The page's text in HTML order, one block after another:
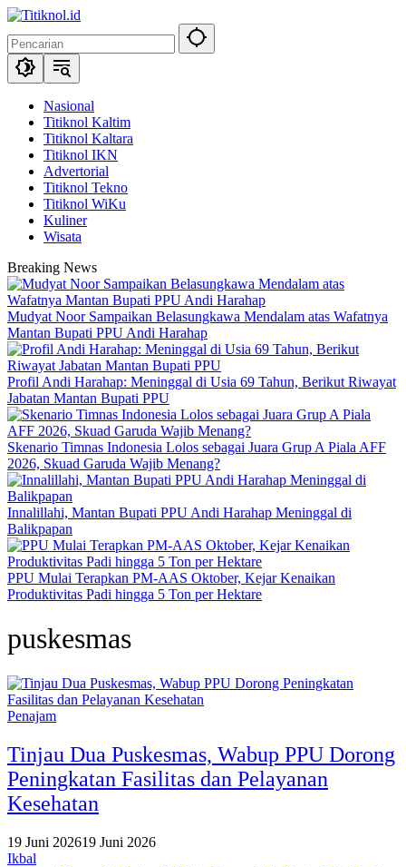
Langsung
konten
Nasional
Titiknol Kaltim
Titiknol Kaltara
Titiknol IKN
Advertorial
Titiknol Tekno
Titiknol WiKu
Kuliner
Wisata
Breaking News
Mudyat Noor Sampaikan Belasungkawa Mendalam atas Wafatnya
Mantan Bupati PPU Andi Harahap
Profil Andi Harahap: Meninggal di Usia 69 Tahun, Berikut Riwayat
Jabatan Mantan Bupati PPU
Skenario Timnas Indonesia Lolos sebagai Juara Grup A Piala AFF
2026, Skuad Garuda Wajib Menang?
Innalillahi, Mantan Bupati PPU Andi Harahap Meninggal di
Balikpapan
PPU Mulai Terapkan PM-AAS Oktober, Kejar Kenaikan
Produktivitas Padi hingga 5 Ton per Hektare
puskesmas
Penajam
Tinjau Dua Puskesmas, Wabup PPU Dorong
Peningkatan Fasilitas dan Pelayanan
Kesehatan
19 Juni 202619 Juni 2026
Ikbal